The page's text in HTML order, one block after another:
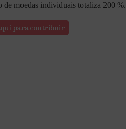
de moedas individuais totaliza 200 %.